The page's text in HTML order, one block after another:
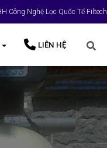
Công Nghệ Lọc Quốc Tế Filtech
LIÊN HỆ